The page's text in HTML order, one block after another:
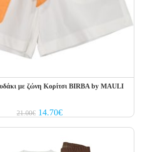
με ζώνη Κορίτσι BIRBA by MAULI
21.00€ Original
price
14.70€Current
price